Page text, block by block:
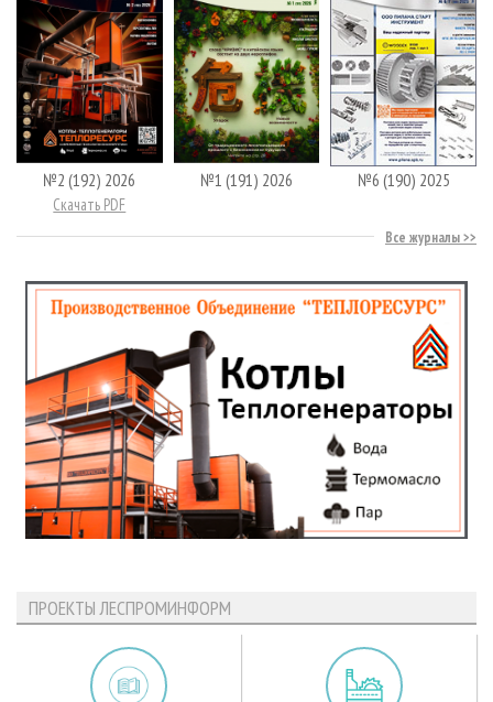
№2 (192) 2026
Скачать PDF
№1 (191) 2026 №6 (190) 2025
Все журналы
ПРОЕКТЫ ЛЕСПРОМИНФОРМ